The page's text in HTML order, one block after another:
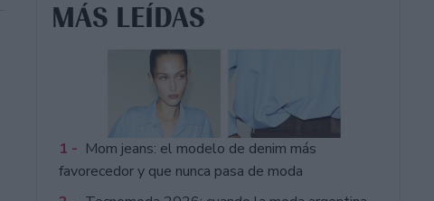
MÁS LEÍDAS
1 - Mom jeans: el modelo de denim más
favorecedor y que nunca pasa de moda